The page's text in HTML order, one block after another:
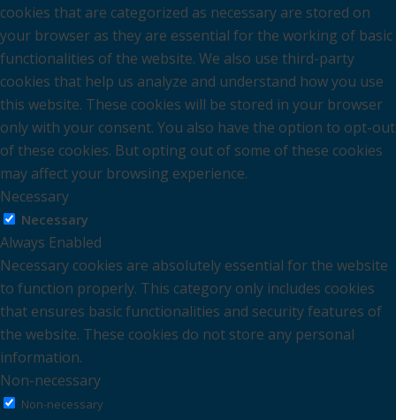
cookies that are categorized as necessary are stored on
your browser as they are essential for the working of basic
functionalities of the website. We also use third-party
cookies that help us analyze and understand how you use
this website. These cookies will be stored in your browser
only with your consent. You also have the option to opt-out
of these cookies. But opting out of some of these cookies
may affect your browsing experience.
Necessary
Necessary
Always Enabled
Necessary cookies are absolutely essential for the website
to function properly. This category only includes cookies
that ensures basic functionalities and security features of
the website. These cookies do not store any personal
information.
Non-necessary
Non-necessary